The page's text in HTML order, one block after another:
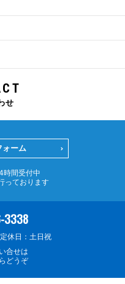
せ
ォーム
時間受付中
っております
3338
定休日：土日祝
合せは
どうぞ